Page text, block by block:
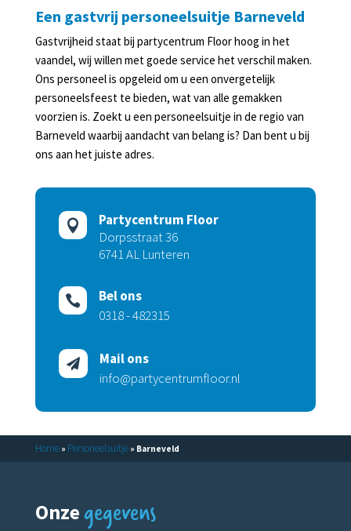
Een gastvrij personeelsuitje Barneveld
Gastvrijheid staat bij partycentrum Floor hoog in het
vaandel, wij willen met goede service het verschil maken.
Ons personeel is opgeleid om u een onvergetelijk
personeelsfeest te bieden, wat van alle gemakken
voorzien is. Zoekt u een personeelsuitje in de regio van
Barneveld waarbij aandacht van belang is? Dan bent u bij
ons aan het juiste adres.

Partycentrum Floor
Dorpsstraat 36
6741 AL Lunteren

Bel ons
0318 - 482315

Mail ons
info@partycentrumfloor.nl
Home» Personeelsuitje» Barneveld
Onzegegevens